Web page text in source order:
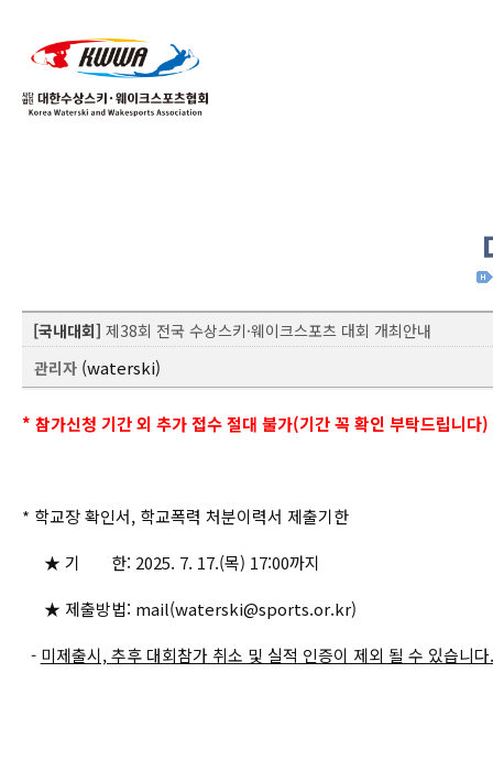
[국내대회] 제38회 전국 수상스키·웨이크스포츠 대회 개최안내
관리자(waterski)
* 참가신청 기간 외 추가 접수 절대 불가(기간 꼭 확인 부탁드립니다)
* 학교장 확인서, 학교폭력 처분이력서 제출기한
★ 기 한: 2025. 7. 17.(목) 17:00까지
★ 제출방법: mail(waterski@sports.or.kr)
- 미제출시, 추후 대회참가 취소 및 실적 인증이 제외 될 수 있습니다.